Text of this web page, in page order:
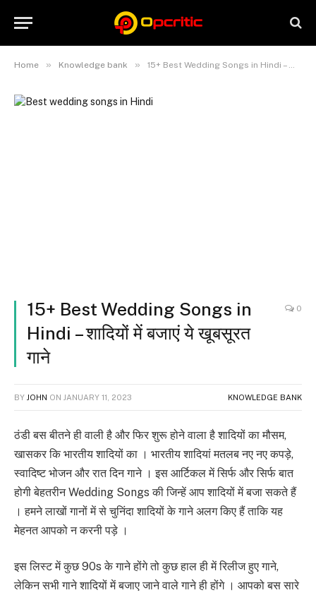
Home » Knowledge bank » 15+ Best Wedding Songs in Hindi – शादियों में बजाएं ये खूबसूरत गाने
15+ Best Wedding Songs in
Hindi – शादियों में बजाएं ये खूबसूरत
गाने
0
BY JOHN ON JANUARY 11, 2023 KNOWLEDGE BANK
ठंडी बस बीतने ही वाली है और फिर शुरू होने वाला है शादियों का मौसम,
खासकर कि भारतीय शादियों का । भारतीय शादियां मतलब नए नए कपड़े,
स्वादिष्ट भोजन और रात दिन गाने । इस आर्टिकल में सिर्फ और सिर्फ बात
होगी बेहतरीन Wedding Songs की जिन्हें आप शादियों में बजा सकते हैं
। हमने लाखों गानों में से चुनिंदा शादियों के गाने अलग किए हैं ताकि यह
मेहनत आपको न करनी पड़े ।
इस लिस्ट में कुछ 90s के गाने होंगे तो कुछ हाल ही में रिलीज हुए गाने,
लेकिन सभी गाने शादियों में बजाए जाने वाले गाने ही होंगे । आपको बस सारे